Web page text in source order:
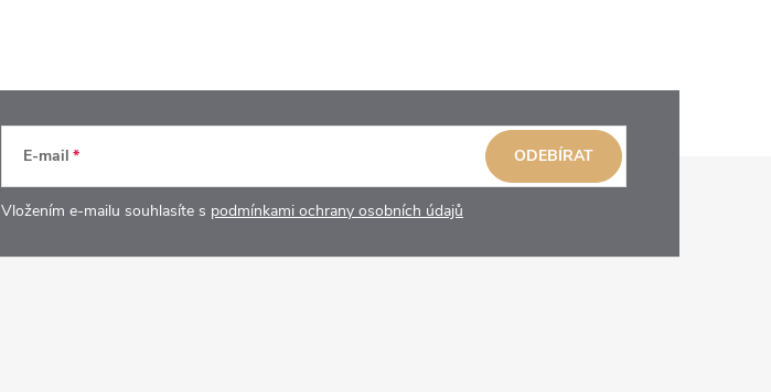
E-mail
Vložením e-mailu souhlasíte s podmínkami ochrany osobních údajů
ODEBÍRAT